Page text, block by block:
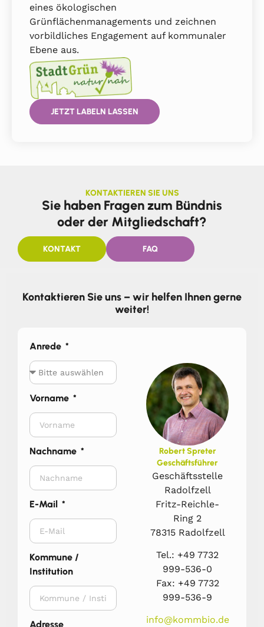
eines ökologischen
Grünflächenmanagements und zeichnen
vorbildliches Engagement auf kommunaler
Ebene aus.
JETZT LABELN LASSEN
KONTAKTIEREN SIE UNS
Sie haben Fragen zum Bündnis
oder der Mitgliedschaft?
KONTAKT FAQ
Kontaktieren Sie uns – wir helfen Ihnen gerne
weiter!
Anrede
Vorname
Nachname
E-Mail
Kommune /
Institution
Adresse
Robert Spreter
Geschäftsführer
Geschäftsstelle
Radolfzell
Fritz-Reichle-
Ring 2
78315 Radolfzell
Tel.: +49 7732
999-536-0
Fax: +49 7732
999-536-9
info@kommbio.de